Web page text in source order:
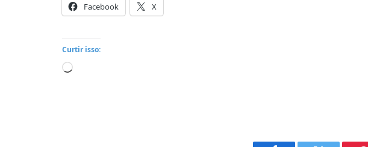
Facebook X
Curtir isso:
Carregando...